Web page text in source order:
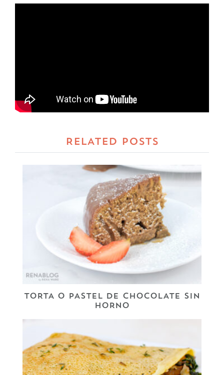
RELATED POSTS
TORTA O PASTEL DE CHOCOLATE SIN
HORNO